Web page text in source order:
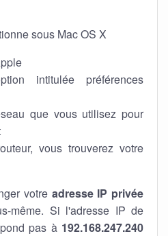
sous Mac OS X
intitulée préférences
que vous utilisez pour
vous trouverez votre
votre adresse IP privée
même. Si l'adresse IP de
pas à 192.168.247.240